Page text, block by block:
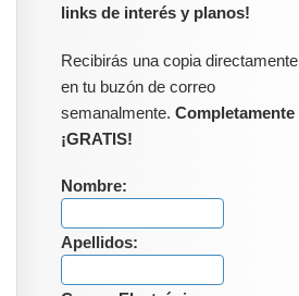
links de interés y planos!
Recibirás una copia directamente
en tu buzón de correo
semanalmente. Completamente
¡GRATIS!
Nombre:
Apellidos: